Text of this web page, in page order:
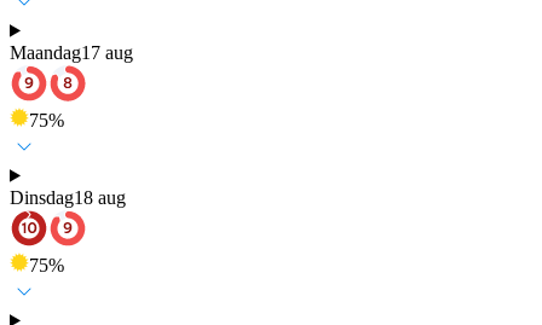
Maandag17 aug
75%
Dinsdag18 aug
75%